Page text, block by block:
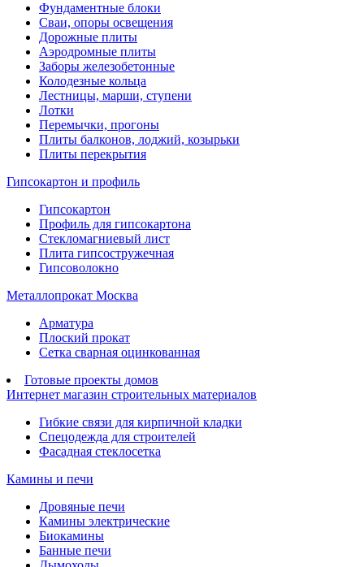
Фундаментные блоки
Сваи, опоры освещения
Дорожные плиты
Аэродромные плиты
Заборы железобетонные
Колодезные кольца
Лестницы, марши, ступени
Лотки
Перемычки, прогоны
Плиты балконов, лоджий, козырьки
Плиты перекрытия
Гипсокартон и профиль
Гипсокартон
Профиль для гипсокартона
Стекломагниевый лист
Плита гипсостружечная
Гипсоволокно
Металлопрокат Москва
Арматура
Плоский прокат
Сетка сварная оцинкованная
Готовые проекты домов
Интернет магазин строительных материалов
Гибкие связи для кирпичной кладки
Спецодежда для строителей
Фасадная стеклосетка
Камины и печи
Дровяные печи
Камины электрические
Биокамины
Банные печи